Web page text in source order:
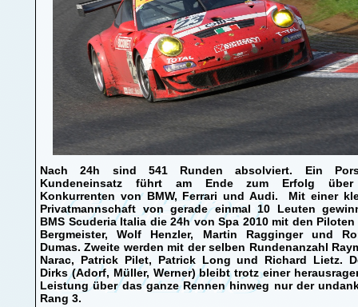
Nach 24h sind 541 Runden absolviert. Ein
Kundeneinsatz führt am Ende zum Erfolg
Konkurrenten von BMW, Ferrari und Audi. Mit einer
Privatmannschaft von gerade einmal 10 Leuten
BMS Scuderia Italia die 24h von Spa 2010 mit den
Bergmeister, Wolf Henzler, Martin Ragginger und
Dumas. Zweite werden mit der selben Rundenanzahl
Narac, Patrick Pilet, Patrick Long und Richard Lietz.
Dirks (Adorf, Müller, Werner) bleibt trotz einer
Leistung über das ganze Rennen hinweg nur der
Rang 3.